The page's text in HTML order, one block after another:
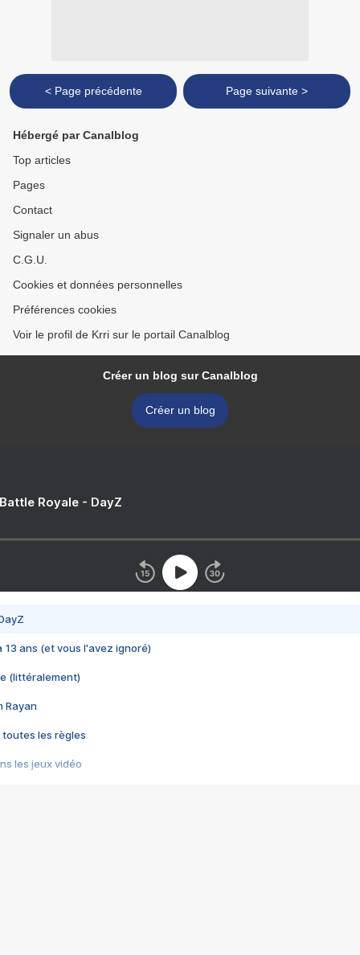
< Page précédente Page suivante >
Hébergé par Canalblog
Top articles
Pages
Contact
Signaler un abus
C.G.U.
Cookies et données personnelles
Préférences cookies
Voir le profil de Krri sur le portail Canalblog
Créer un blog sur Canalblog
Créer un blog
Royale - DayZ
13 ans (et vous l'avez ignoré)
(littéralement)
Rayan
toutes les règles
les jeux vidéo